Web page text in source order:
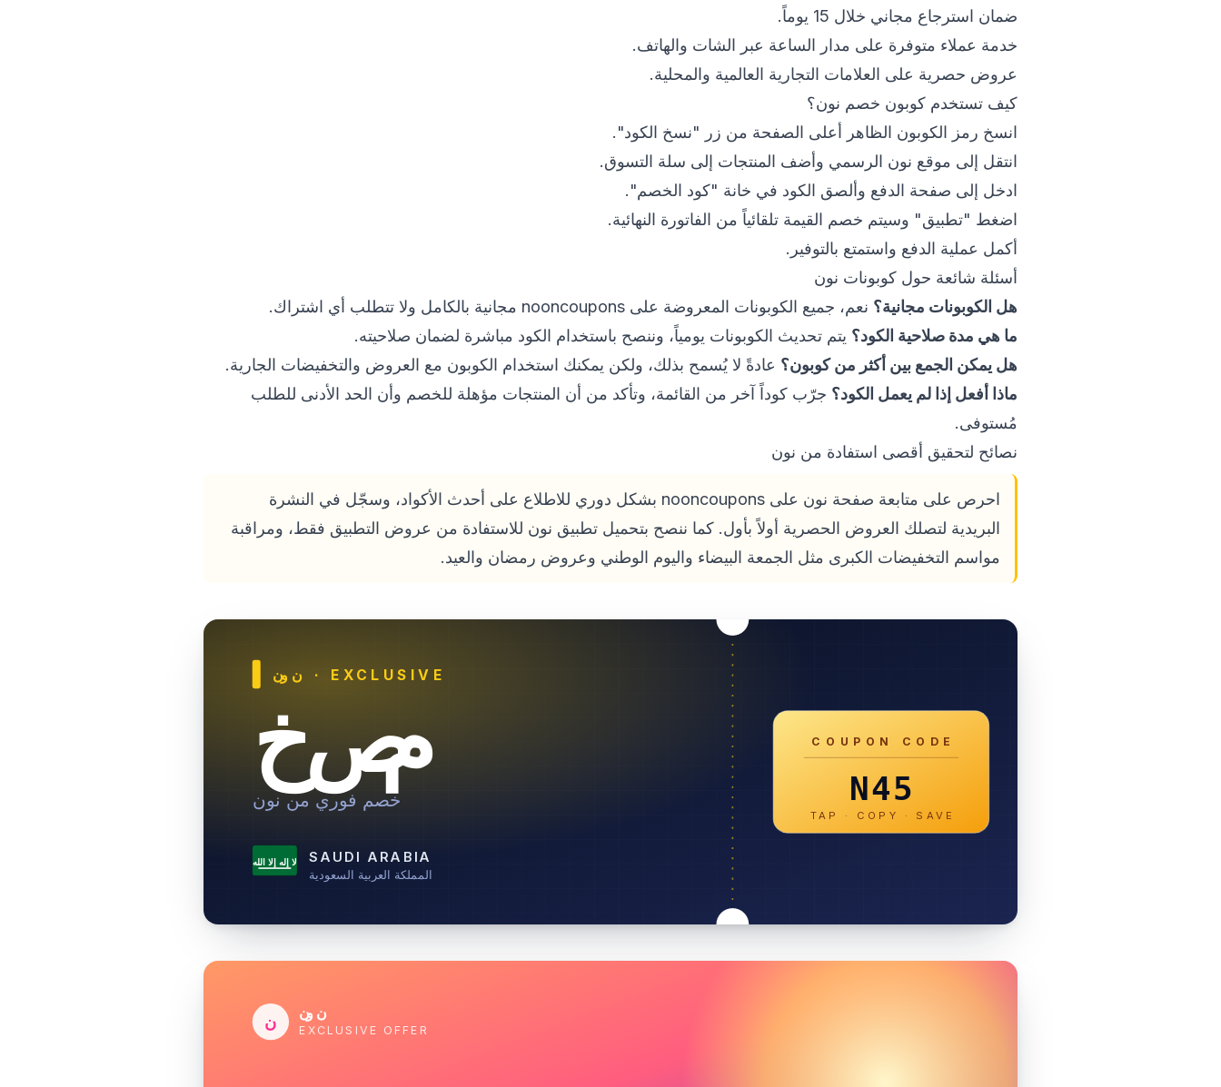
ضمان استرجاع مجاني خلال 15 يوماً.
خدمة عملاء متوفرة على مدار الساعة عبر الشات والهاتف.
عروض حصرية على العلامات التجارية العالمية والمحلية.
كيف تستخدم كوبون خصم نون؟
انسخ رمز الكوبون الظاهر أعلى الصفحة من زر "نسخ الكود".
انتقل إلى موقع نون الرسمي وأضف المنتجات إلى سلة التسوق.
ادخل إلى صفحة الدفع وألصق الكود في خانة "كود الخصم".
اضغط "تطبيق" وسيتم خصم القيمة تلقائياً من الفاتورة النهائية.
أكمل عملية الدفع واستمتع بالتوفير.
أسئلة شائعة حول كوبونات نون
هل الكوبونات مجانية؟ نعم، جميع الكوبونات المعروضة على nooncoupons مجانية بالكامل ولا تتطلب أي اشتراك.
ما هي مدة صلاحية الكود؟ يتم تحديث الكوبونات يومياً، وننصح باستخدام الكود مباشرة لضمان صلاحيته.
هل يمكن الجمع بين أكثر من كوبون؟ عادةً لا يُسمح بذلك، ولكن يمكنك استخدام الكوبون مع العروض والتخفيضات الجارية.
ماذا أفعل إذا لم يعمل الكود؟ جرّب كوداً آخر من القائمة، وتأكد من أن المنتجات مؤهلة للخصم وأن الحد الأدنى للطلب
مُستوفى.
نصائح لتحقيق أقصى استفادة من نون
احرص على متابعة صفحة نون على nooncoupons بشكل دوري للاطلاع على أحدث الأكواد، وسجّل في النشرة
البريدية لتصلك العروض الحصرية أولاً بأول. كما ننصح بتحميل تطبيق نون للاستفادة من عروض التطبيق فقط، ومراقبة
مواسم التخفيضات الكبرى مثل الجمعة البيضاء واليوم الوطني وعروض رمضان والعيد.
نون · EXCLUSIVE
خصم
خصم فوري من نون
لا إله إلا الله SAUDI ARABIA
المملكة العربية السعودية
COUPON CODE
N45
TAP · COPY · SAVE
ن نون
EXCLUSIVE OFFER